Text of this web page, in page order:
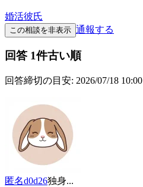
婚活彼氏
この相談を非表示 通報する
回答 1件古い順
回答締切の目安: 2026/07/18 10:00
匿名d0d26独身...